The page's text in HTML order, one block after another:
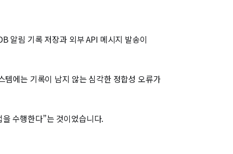
알림 기록 저장과 외부 API 메시지 발송이
에는 기록이 남지 않는 심각한 정합성 오류가
수행한다”는 것이었습니다.